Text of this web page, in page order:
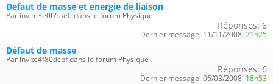
Defaut de masse et energie de liaison
Par invite3e0b5ae0 dans le forum Physique
Réponses: 6
Dernier message: 11/11/2008, 21h25
Défaut de masse
Par invite4f80dcbf dans le forum Physique
Réponses: 6
Dernier message: 06/03/2008, 18h53